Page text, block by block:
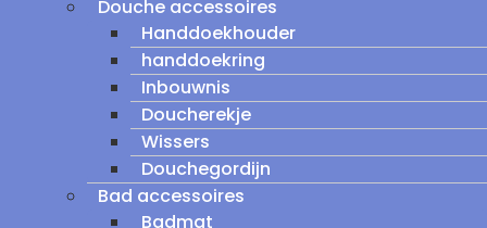
Douche accessoires
Handdoekhouder
handdoekring
Inbouwnis
Doucherekje
Wissers
Douchegordijn
Bad accessoires
Badmat